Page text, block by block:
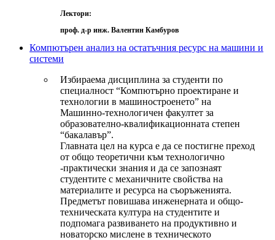
Лектори:
проф. д-р инж. Валентин Камбуров
Компютърен анализ на остатъчния ресурс на машини и
системи
Избираема дисциплина за студенти по
специалност “Компютърно проектиране и
технологии в машиностроенето” на
Машинно-технологичен факултет за
образователно-квалификационната степен
“бакалавър”.
Главната цел на курса е да се постигне преход
от общо теоретични към технологично
-практически знания и да се запознаят
студентите с механичните свойства на
материалите и ресурса на съоръженията.
Предметът повишава инженерната и общо-
техническата култура на студентите и
подпомага развиването на продуктивно и
новаторско мислене в техническото